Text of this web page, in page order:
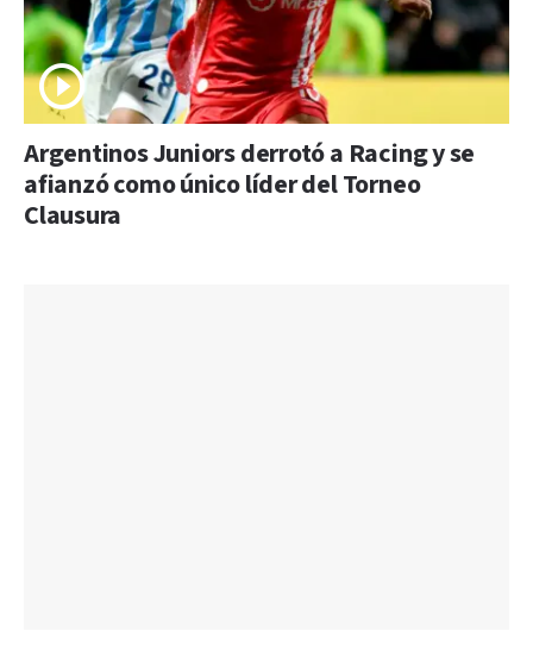
Argentinos Juniors derrotó a Racing y se
afianzó como único líder del Torneo
Clausura